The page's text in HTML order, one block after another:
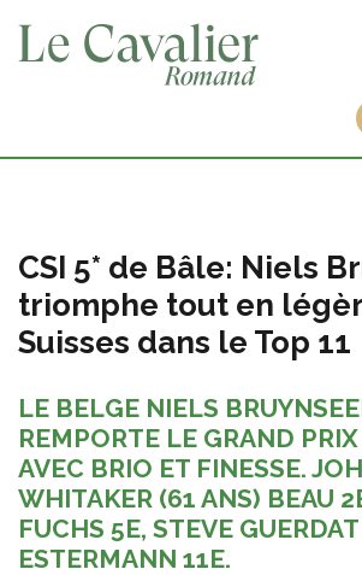
CSI 5* de Bâle: Niels
triomphe tout en
Suisses dans le Top 11
LE BELGE NIELS
REMPORTE LE GRAND
AVEC BRIO ET FINESSE.
WHITAKER (61 ANS) BEAU
FUCHS 5E, STEVE
ESTERMANN 11E.